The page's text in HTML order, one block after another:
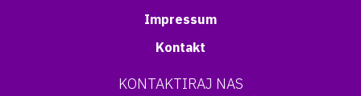
Impressum
Kontakt
KONTAKTIRAJ NAS